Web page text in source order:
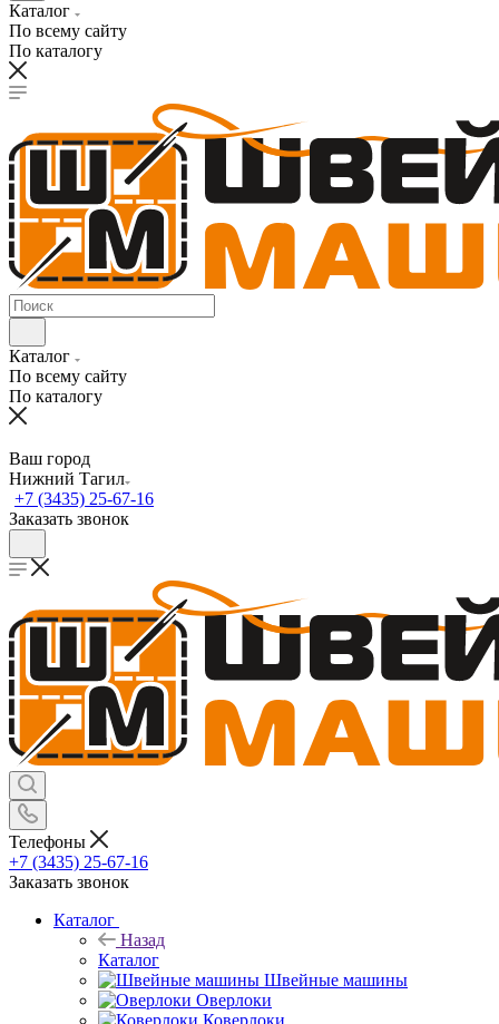
Каталог
По всему сайту
По каталогу
Каталог
По всему сайту
По каталогу
Ваш город
Нижний Тагил
+7 (3435) 25-67-16
Заказать звонок
Телефоны
+7 (3435) 25-67-16
Заказать звонок
Каталог
Назад
Каталог
Швейные машины
Оверлоки
Коверлоки